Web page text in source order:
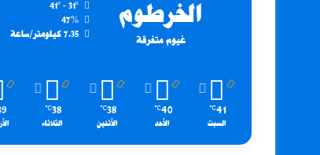
الخرطوم
غيوم متفرقة
47%
7.35 كيلومتر/ساعة
41
℃
السبت
40
℃
الأحد
38
℃
الأثنين
38
℃
الثلاثاء